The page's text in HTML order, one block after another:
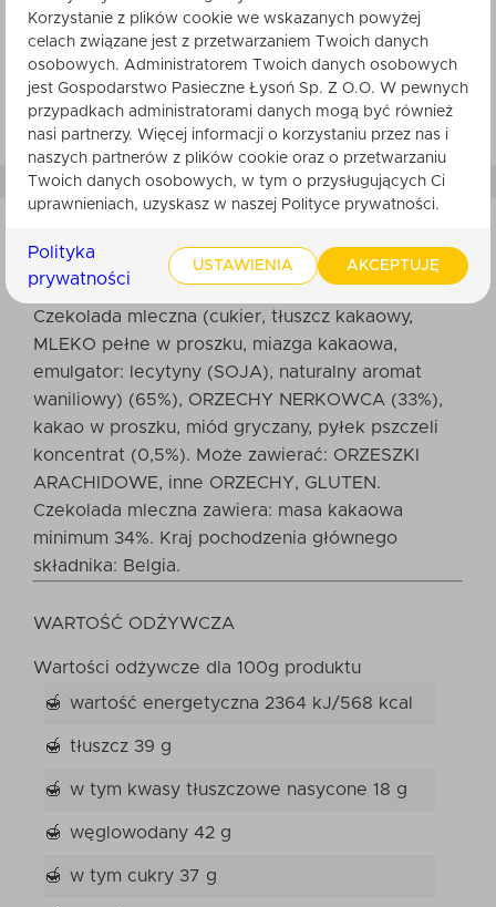
Api Snacks Orzechy nerkowca w czekoladzie z
pyłkiem to więcej niż przekąska – to chwila
przyjemności z nutą troski o siebie. Naturalna
jakość, która smakuje i wspiera.
SKŁADNIKI
Czekolada mleczna (cukier, tłuszcz kakaowy,
MLEKO pełne w proszku, miazga kakaowa,
emulgator: lecytyny (SOJA), naturalny aromat
waniliowy) (65%), ORZECHY NERKOWCA (33%),
kakao w proszku, miód gryczany, pyłek pszczeli
koncentrat (0,5%). Może zawierać: ORZESZKI
ARACHIDOWE, inne ORZECHY, GLUTEN.
Czekolada mleczna zawiera: masa kakaowa
minimum 34%. Kraj pochodzenia głównego
składnika: Belgia.
WARTOŚĆ ODŻYWCZA
Wartości odżywcze dla 100g produktu
wartość energetyczna 2364 kJ/568 kcal
tłuszcz 39 g
w tym kwasy tłuszczowe nasycone 18 g
węglowodany 42 g
w tym cukry 37 g
Korzystanie z plików cookie we wskazanych powyżej
celach związane jest z przetwarzaniem Twoich danych
osobowych. Administratorem Twoich danych osobowych
jest Gospodarstwo Pasieczne Łysoń Sp. Z O.O. W pewnych
przypadkach administratorami danych mogą być również
nasi partnerzy. Więcej informacji o korzystaniu przez nas i
naszych partnerów z plików cookie oraz o przetwarzaniu
Twoich danych osobowych, w tym o przysługujących Ci
uprawnieniach, uzyskasz w naszej Polityce prywatności.
Polityka
prywatności
USTAWIENIA AKCEPTUJĘ